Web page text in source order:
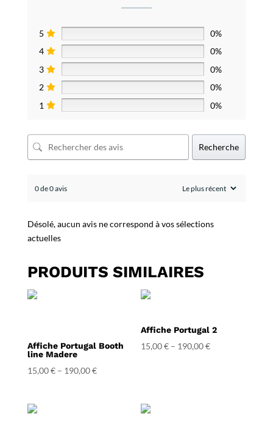
5
0%
4
0%
3
0%
2
0%
1
0%
Recherche
0 de 0 avis
Désolé, aucun avis ne correspond à vos sélections
actuelles
PRODUITS SIMILAIRES
Affiche Portugal Booth
line Madere
15,00€– 190,00€
Affiche Portugal 2
15,00€ – 190,00€